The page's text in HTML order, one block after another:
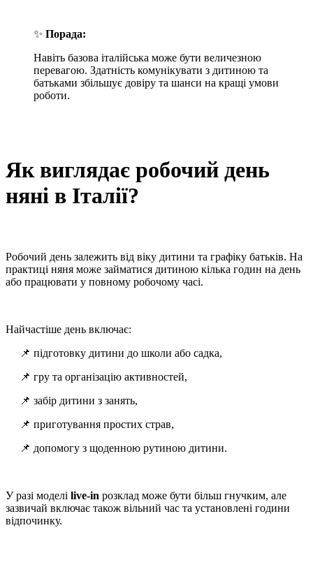
✨ Порада:
Навіть базова італійська може бути величезною
перевагою. Здатність комунікувати з дитиною та
батьками збільшує довіру та шанси на кращі умови
роботи.
Як виглядає робочий день
няні в Італії?
Робочий день залежить від віку дитини та графіку батьків. На
практиці няня може займатися дитиною кілька годин на день
або працювати у повному робочому часі.
Найчастіше день включає:
📌 підготовку дитини до школи або садка,
📌 гру та організацію активностей,
📌 забір дитини з занять,
📌 приготування простих страв,
📌 допомогу з щоденною рутиною дитини.
У разі моделі live-in розклад може бути більш гнучким, але
зазвичай включає також вільний час та установлені години
відпочинку.